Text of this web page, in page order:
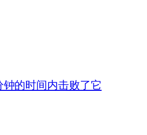
的时间内击败了它